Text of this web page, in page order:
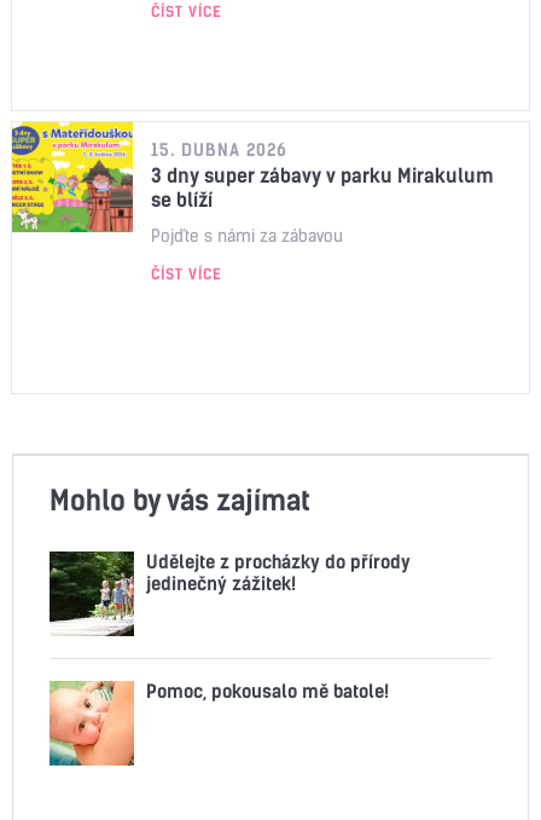
ČÍST VÍCE
15. DUBNA 2026
3 dny super zábavy v parku Mirakulum
se blíží
Pojďte s námi za zábavou
ČÍST VÍCE
Mohlo by vás zajímat
Udělejte z procházky do přírody
jedinečný zážitek!
Pomoc, pokousalo mě batole!